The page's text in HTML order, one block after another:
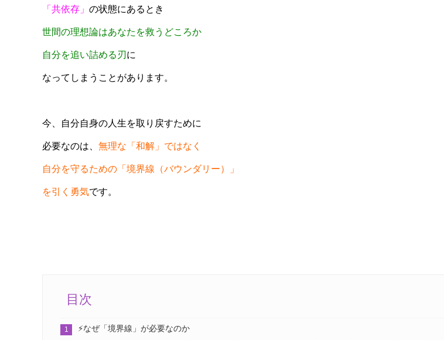
「共依存」 の状態にあるとき
世間の理想論はあなたを救うどころか
自分を追い詰める刃 に
なってしまうことがあります。
今、自分自身の人生を取り戻すために
必要なのは、 無理な「和解」ではなく
自分を守るための「境界線（バウンダリー）」
を引く勇気です。
目次
⚡️なぜ「境界線」が必要なのか